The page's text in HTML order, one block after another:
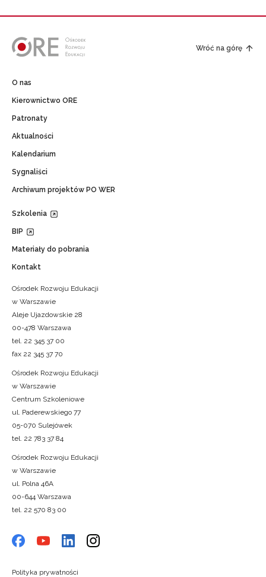
Wróć na górę
O nas
Kierownictwo ORE
Patronaty
Aktualności
Kalendarium
Sygnaliści
Archiwum projektów PO WER
Szkolenia
BIP
Materiały do pobrania
Kontakt
Ośrodek Rozwoju Edukacji
w Warszawie
Aleje Ujazdowskie 28
00-478 Warszawa
tel. 22 345 37 00
fax 22 345 37 70
Ośrodek Rozwoju Edukacji
w Warszawie
Centrum Szkoleniowe
ul. Paderewskiego 77
05-070 Sulejówek
tel. 22 783 37 84
Ośrodek Rozwoju Edukacji
w Warszawie
ul. Polna 46A
00-644 Warszawa
tel. 22 570 83 00
Polityka prywatności